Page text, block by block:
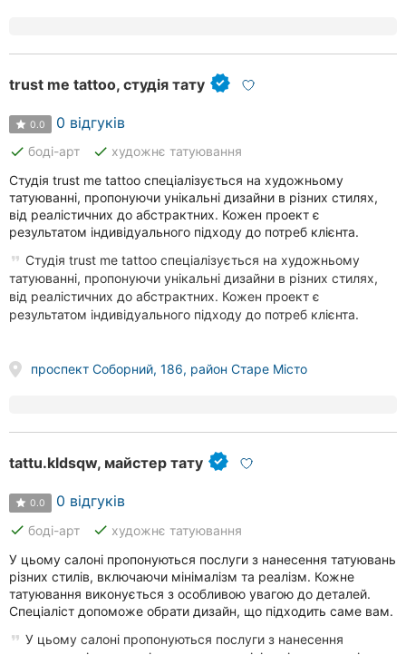
trust me tattoo, студія тату
0.0 0 відгуків
done боді-арт done художнє татуювання
Студія trust me tattoo спеціалізується на художньому
татуюванні, пропонуючи унікальні дизайни в різних стилях,
від реалістичних до абстрактних. Кожен проект є
результатом індивідуального підходу до потреб клієнта.
Студія trust me tattoo спеціалізується на художньому
татуюванні, пропонуючи унікальні дизайни в різних стилях,
від реалістичних до абстрактних. Кожен проект є
результатом індивідуального підходу до потреб клієнта.
проспект Соборний, 186, район Старе Місто
tattu.kldsqw, майстер тату
0.0 0 відгуків
done боді-арт done художнє татуювання
У цьому салоні пропонуються послуги з нанесення татуювань
різних стилів, включаючи мінімалізм та реалізм. Кожне
татуювання виконується з особливою увагою до деталей.
Спеціаліст допоможе обрати дизайн, що підходить саме вам.
У цьому салоні пропонуються послуги з нанесення